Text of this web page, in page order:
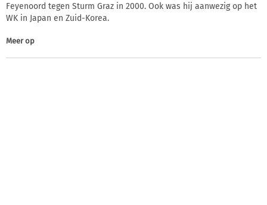
Feyenoord tegen Sturm Graz in 2000. Ook was hij aanwezig op het
WK in Japan en Zuid-Korea.
Meer op